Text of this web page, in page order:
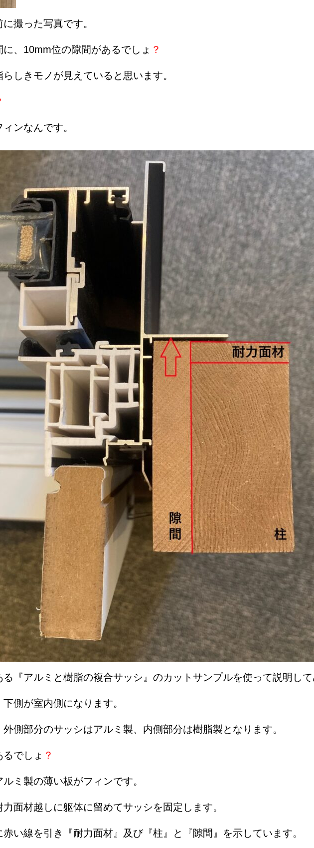
撮った写真です。
、10mm位の隙間があるでしょ ？
しきモノが見えていると思います。
ンなんです。
『アルミと樹脂の複合サッシ』のカットサンプルを使って説明して
側が室内側になります。
側部分のサッシはアルミ製、内側部分は樹脂製となります。
でしょ ？
ミ製の薄い板がフィンです。
面材越しに躯体に留めてサッシを固定します。
い線を引き『耐力面材』及び『柱』と『隙間』を示しています。